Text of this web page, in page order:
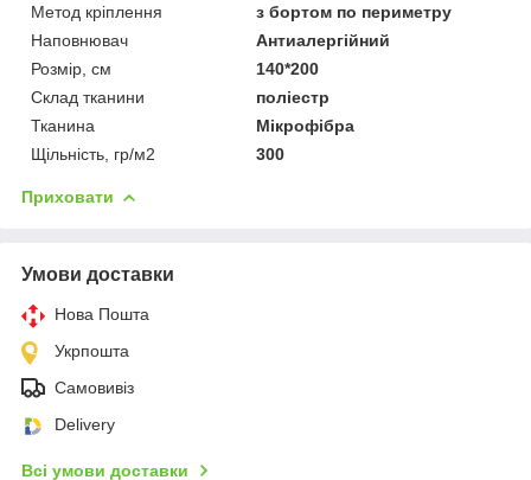
Метод кріплення
з бортом по периметру
Наповнювач
Антиалергійний
Розмір, см
140*200
Склад тканини
поліестр
Тканина
Мікрофібра
Щільність, гр/м2
300
Приховати
Умови доставки
Нова Пошта
Укрпошта
Самовивіз
Delivery
Всі умови доставки